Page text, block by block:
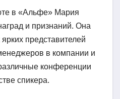
в «Альфе» Мария
и признаний. Она
представителей
в компании и
конференции
спикера.